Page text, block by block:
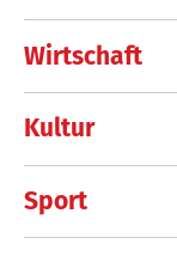
Wirtschaft
Kultur
Sport